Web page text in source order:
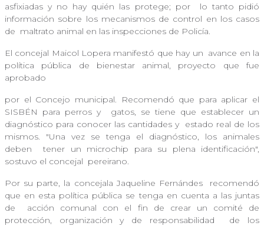
asfixiadas y no hay quién las protege; por
lo tanto pidió
información sobre los mecanismos de control en los casos
de maltrato animal en las inspecciones de Policía.
El concejal Maicol Lopera manifestó que hay un avance en la
política pública de bienestar animal, proyecto que fue
aprobado
por el Concejo municipal. Recomendó que para aplicar el
SISBÉN para perros y
gatos, se tiene que establecer un
diagnóstico para conocer las cantidades y
estado real de los
mismos. "Una vez se tenga el diagnóstico, los animales
deben
tener un microchip para su plena identificación",
sostuvo el concejal pereirano.
Por su parte, la concejala Jaqueline Fernándes
recomendó
que en esta política pública se tenga en cuenta a las juntas
de
acción comunal con el fin de crear un comité de
protección, organización y de responsabilidad
de los